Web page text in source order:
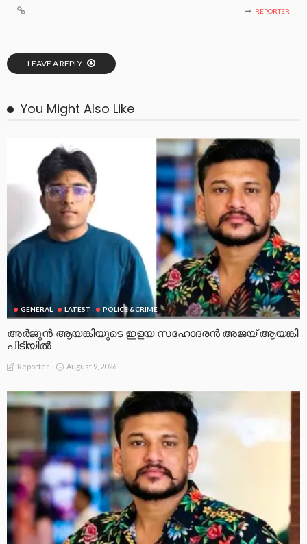
REPORTER
LEAVE A REPLY
You Might Also Like
GENERAL LATEST POLICE &CRIME
അർജുൻ ആയങ്കിയുടെ ഇളയ സഹോദരൻ അജയ് ആയങ്കി
പിടിയിൽ
Reporter August 9, 2026